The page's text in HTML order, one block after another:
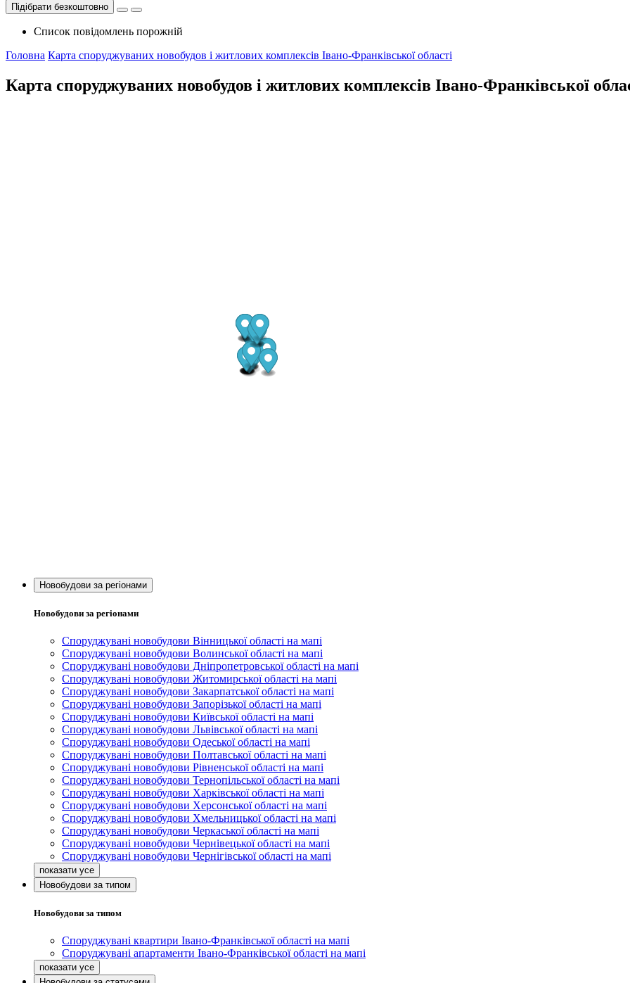
Підібрати безкоштовно
Список повідомлень порожній
Головна Карта споруджуваних новобудов і житлових комплексів Івано-Франківської області
Карта споруджуваних новобудов і житлових комплексів Івано-Франківської
Новобудови за регіонами
Новобудови за регіонами
Споруджувані новобудови Вінницької області на мапі
Споруджувані новобудови Волинської області на мапі
Споруджувані новобудови Дніпропетровської області на мапі
Споруджувані новобудови Житомирської області на мапі
Споруджувані новобудови Закарпатської області на мапі
Споруджувані новобудови Запорізької області на мапі
Споруджувані новобудови Київської області на мапі
Споруджувані новобудови Львівської області на мапі
Споруджувані новобудови Одеської області на мапі
Споруджувані новобудови Полтавської області на мапі
Споруджувані новобудови Рівненської області на мапі
Споруджувані новобудови Тернопільської області на мапі
Споруджувані новобудови Харківської області на мапі
Споруджувані новобудови Херсонської області на мапі
Споруджувані новобудови Хмельницької області на мапі
Споруджувані новобудови Черкаської області на мапі
Споруджувані новобудови Чернівецької області на мапі
Споруджувані новобудови Чернігівської області на мапі
Новобудови за типом
Новобудови за типом
Споруджувані квартири Івано-Франківської області на мапі
Споруджувані апартаменти Івано-Франківської області на мапі